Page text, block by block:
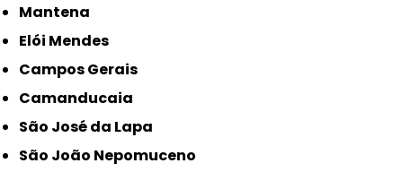
Mantena
Elói Mendes
Campos Gerais
Camanducaia
São José da Lapa
São João Nepomuceno